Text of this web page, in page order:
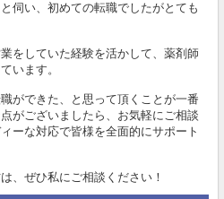
伺い、初めての転職でしたがとても
をしていた経験を活かして、薬剤師
います。
ができた、と思って頂くことが一番
がございましたら、お気軽にご相談
ーな対応で皆様を全面的にサポート
、ぜひ私にご相談ください！